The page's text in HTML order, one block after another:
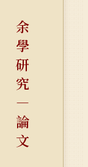
余
學
研
究
—
論
文